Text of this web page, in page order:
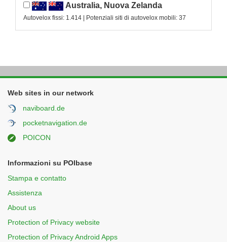
Australia, Nuova Zelanda
Autovelox fissi: 1.414 | Potenziali siti di autovelox mobili: 37
Web sites in our network
naviboard.de
pocketnavigation.de
POICON
Informazioni su POIbase
Stampa e contatto
Assistenza
About us
Protection of Privacy website
Protection of Privacy Android Apps